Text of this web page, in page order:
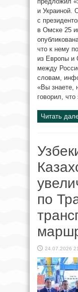
и Украиной.
с
в Омске 25
что к нему
из Европы
между
словам,
«Вы знаете,
говорил, что
Читать
по
24.07.2026